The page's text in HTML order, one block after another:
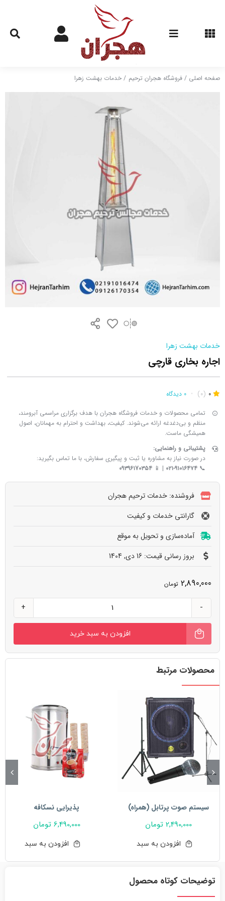
content
صفحه اصلی فروشگاه هجران ترحیم خدمات بهشت زهرا
خدمات بهشت زهرا
اجاره بخاری قارچی
0
(0)
• 0 دیدگاه
تمامی محصولات و خدمات فروشگاه هجران با هدف برگزاری مراسمی آبرومند،
منظم و بی‌دغدغه ارائه می‌شوند. کیفیت، بهداشت و احترام به مهمانان، اصول
همیشگی ماست.
پشتیبانی و راهنمایی:
در صورت نیاز به مشاوره یا ثبت و پیگیری سفارش، با ما تماس بگیرید:
📞 ۰۲۱-۹۱۰۱۶۴۷۴ | 📱 ۰۹۳۹۶۱7۰۳۵۴
فروشنده: خدمات ترحیم هجران
گارانتی خدمات و کیفیت
آماده‌سازی و تحویل به‌ موقع
بروز رسانی قیمت: 16 دی, 1404
2,890,000 تومان
اجاره
بخاری
قارچی
عدد
افزودن به سبد خرید
محصولات مرتبط
سیستم صوت پرتابل (همراه)
2,490,000 تومان
افزودن به سبد
پذیرایی نسکافه
6,490,000 تومان
افزودن به سبد
توضیحات کوتاه محصول